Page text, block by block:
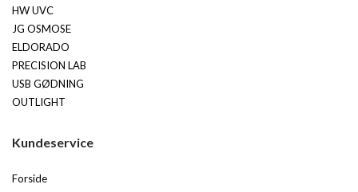
HW UVC
JG OSMOSE
ELDORADO
PRECISION LAB
USB GØDNING
OUTLIGHT
Kundeservice
Forside